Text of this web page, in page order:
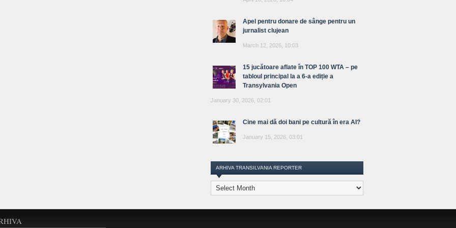
Apel pentru donare de sânge pentru un
jurnalist clujean
March 12, 2026, 10:03
15 jucătoare aflate în TOP 100 WTA – pe
tabloul principal la a 6-a ediție a
Transylvania Open
January 30, 2026, 02:01
Cine mai dă doi bani pe cultură în era AI?
January 15, 2026, 03:01
ARHIVA TRANSILVANIA REPORTER
Arhiva
Transilvania